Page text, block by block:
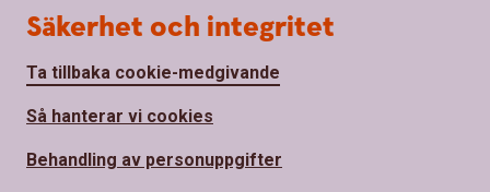
Säkerhet och integritet
Ta tillbaka cookie-medgivande
Så hanterar vi cookies
Behandling av personuppgifter